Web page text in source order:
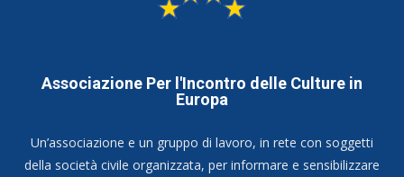
Associazione Per l'Incontro delle Culture in
Europa
Un’associazione e un gruppo di lavoro, in rete con soggetti
della società civile organizzata, per informare e sensibilizzare